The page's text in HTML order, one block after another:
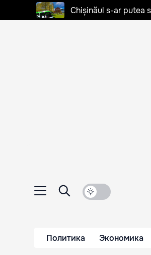
Chișinăul s-ar putea
Политика Экономика